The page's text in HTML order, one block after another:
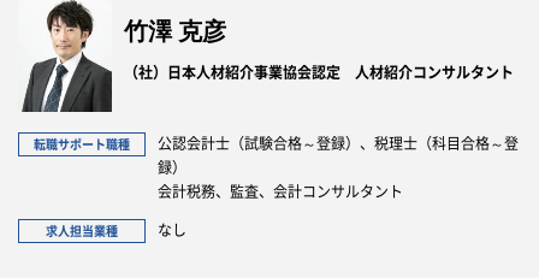
竹澤 克彦
（社）日本人材紹介事業協会認定 人材紹介コンサルタント
転職サポート職種
公認会計士（試験合格～登録）、税理士（科目合格～登
録）
会計税務、監査、会計コンサルタント
求人担当業種 なし